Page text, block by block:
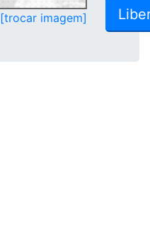
[trocar imagem]